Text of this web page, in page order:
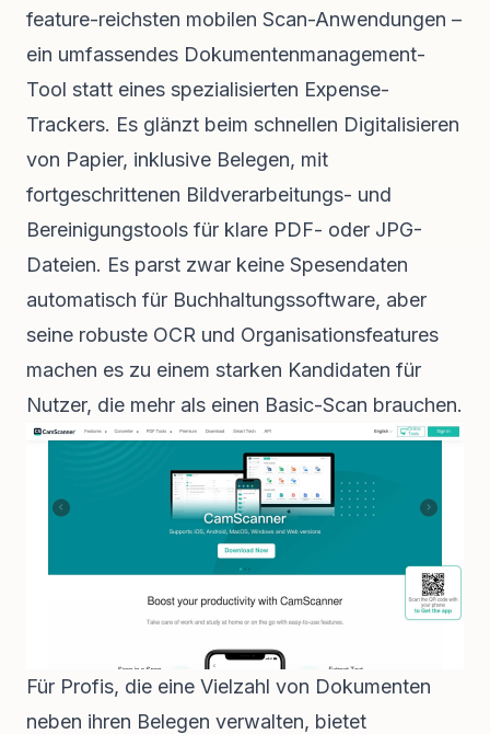
feature-reichsten mobilen Scan-Anwendungen –
ein umfassendes Dokumentenmanagement-
Tool statt eines spezialisierten Expense-
Trackers. Es glänzt beim schnellen Digitalisieren
von Papier, inklusive Belegen, mit
fortgeschrittenen Bildverarbeitungs- und
Bereinigungstools für klare PDF- oder JPG-
Dateien. Es parst zwar keine Spesendaten
automatisch für Buchhaltungssoftware, aber
seine robuste OCR und Organisationsfeatures
machen es zu einem starken Kandidaten für
Nutzer, die mehr als einen Basic-Scan brauchen.
Für Profis, die eine Vielzahl von Dokumenten
neben ihren Belegen verwalten, bietet